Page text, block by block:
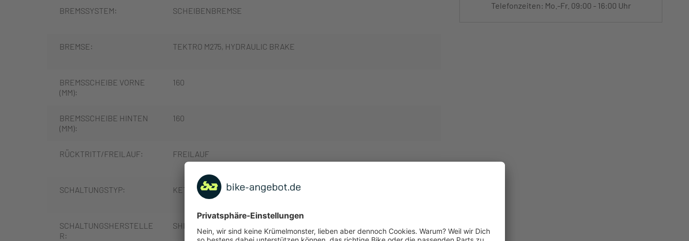
Telefonzeiten: Mo.-Fr. 09:00 - 16:00 Uhr
BREMSSYSTEM: SCHEIBENBREMSE
BREMSE: TEKTRO M275, HYDRAULIC BRAKE
BREMSSCHEIBE VORNE
(MM):
160
BREMSSCHEIBE HINTEN
(MM):
160
RÜCKTRITT/FREILAUF: FREILAUF
SCHALTUNGSTYP: KETTENSCHALTUNG
SCHALTUNGSHERSTELLE
R:
SHIMANO